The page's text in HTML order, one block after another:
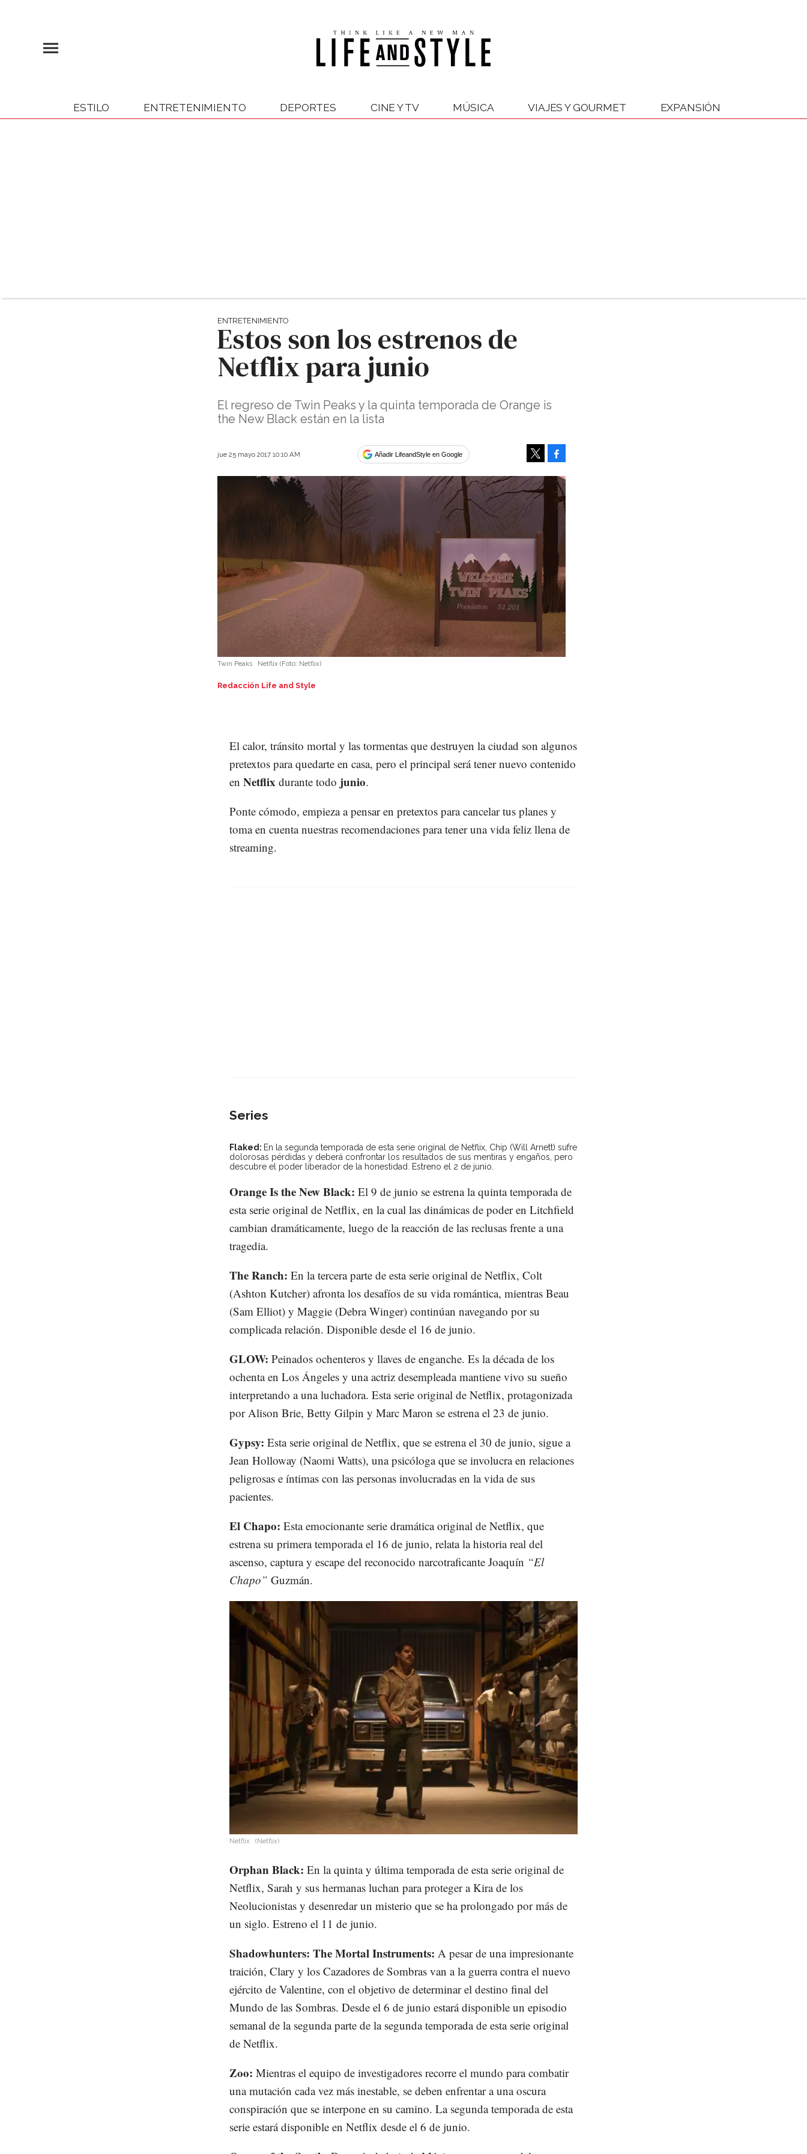
ESTILO ENTRETENIMIENTO DEPORTES CINE Y TV MÚSICA VIAJES Y GOURMET EXPANSIÓN
ENTRETENIMIENTO
Estos son los estrenos de
Netflix para junio
El regreso de Twin Peaks y la quinta temporada de Orange is
the New Black están en la lista
jue 25 mayo 2017 10:10 AM Añadir LifeandStyle en Google
Twin Peaks Netflix (Foto: Netflix)
Redacción Life and Style
El calor, tránsito mortal y las tormentas que destruyen la ciudad son algunos
pretextos para quedarte en casa, pero el principal será tener nuevo contenido
en Netflix durante todo junio.
Ponte cómodo, empieza a pensar en pretextos para cancelar tus planes y
toma en cuenta nuestras recomendaciones para tener una vida feliz llena de
streaming.
Series
Flaked: En la segunda temporada de esta serie original de Netflix, Chip (Will Arnett) sufre
dolorosas pérdidas y deberá confrontar los resultados de sus mentiras y engaños, pero
descubre el poder liberador de la honestidad. Estreno el 2 de junio.
Orange Is the New Black: El 9 de junio se estrena la quinta temporada de
esta serie original de Netflix, en la cual las dinámicas de poder en Litchfield
cambian dramáticamente, luego de la reacción de las reclusas frente a una
tragedia.
The Ranch: En la tercera parte de esta serie original de Netflix, Colt
(Ashton Kutcher) afronta los desafíos de su vida romántica, mientras Beau
(Sam Elliot) y Maggie (Debra Winger) continúan navegando por su
complicada relación. Disponible desde el 16 de junio.
GLOW: Peinados ochenteros y llaves de enganche. Es la década de los
ochenta en Los Ángeles y una actriz desempleada mantiene vivo su sueño
interpretando a una luchadora. Esta serie original de Netflix, protagonizada
por Alison Brie, Betty Gilpin y Marc Maron se estrena el 23 de junio.
Gypsy: Esta serie original de Netflix, que se estrena el 30 de junio, sigue a
Jean Holloway (Naomi Watts), una psicóloga que se involucra en relaciones
peligrosas e íntimas con las personas involucradas en la vida de sus
pacientes.
El Chapo: Esta emocionante serie dramática original de Netflix, que
estrena su primera temporada el 16 de junio, relata la historia real del
ascenso, captura y escape del reconocido narcotraficante Joaquín “El
Chapo” Guzmán.
Netflix (Netflix)
Orphan Black: En la quinta y última temporada de esta serie original de
Netflix, Sarah y sus hermanas luchan para proteger a Kira de los
Neolucionistas y desenredar un misterio que se ha prolongado por más de
un siglo. Estreno el 11 de junio.
Shadowhunters: The Mortal Instruments: A pesar de una impresionante
traición, Clary y los Cazadores de Sombras van a la guerra contra el nuevo
ejército de Valentine, con el objetivo de determinar el destino final del
Mundo de las Sombras. Desde el 6 de junio estará disponible un episodio
semanal de la segunda parte de la segunda temporada de esta serie original
de Netflix.
Zoo: Mientras el equipo de investigadores recorre el mundo para combatir
una mutación cada vez más inestable, se deben enfrentar a una oscura
conspiración que se interpone en su camino. La segunda temporada de esta
serie estará disponible en Netflix desde el 6 de junio.